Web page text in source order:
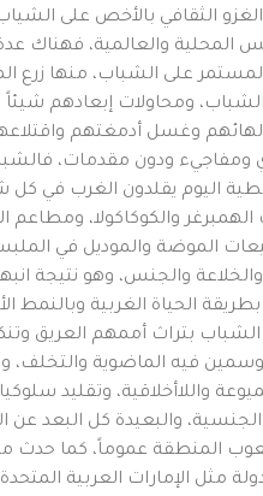
الغزو الثقافي بالأخص على
المحلية والعالمية، فهناك
على الشباب، منها زرع
ومحاولات إبعادهم شيئاً
وغسل أدمغتهم
ومفاجيء ودون مقدمات،
اليوم يقلدون الغرب في كل
والكوكاكولا، ومطاعم
الموضة والموديل في
والجنس، وهو نتيجة
بطريقة الحياة الغربية وبالنمط
الشباب بتراث أممهم العريق
فيه الماضوية والتخلف،
واللاأخلاقية، وتقليد
والبعيدة كل البعد عن
المنطقة عموماً، كما حدث
مثل الإمارات العربية